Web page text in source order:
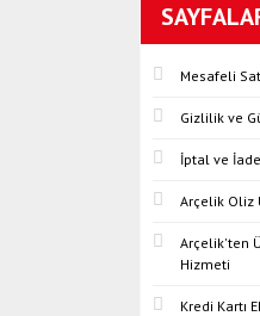
Mesafeli
Gizlilik ve
İptal ve
Arçelik Oliz
Arçelik'ten
Hizmeti
Kredi Kartı